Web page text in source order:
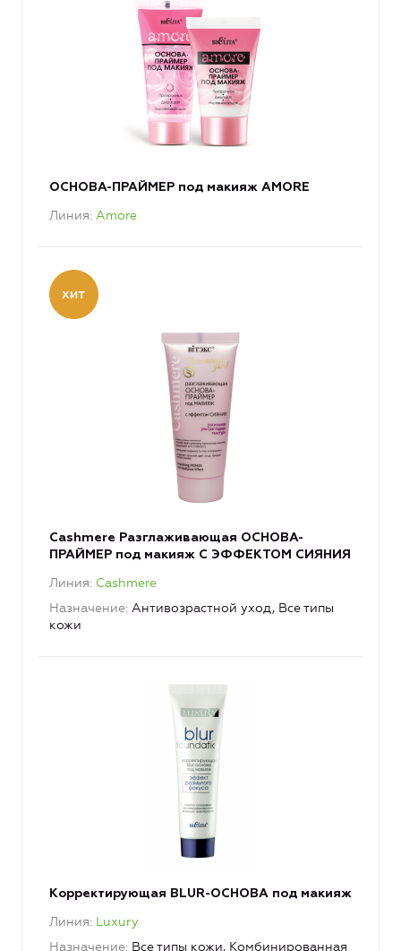
ОСНОВА-ПРАЙМЕР под макияж AMORE
Линия Amore
Cashmere Разглаживающая ОСНОВА-
ПРАЙМЕР под макияж С ЭФФЕКТОМ СИЯНИЯ
Линия Cashmere
Назначение Антивозрастной уход, Все типы
кожи
Корректирующая BLUR-ОСНОВА под макияж
Линия Luxury
Назначение Все типы кожи, Комбинированная